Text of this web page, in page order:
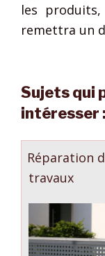
les
remettra un
Sujets qui
intéresser :
Réparation
travaux